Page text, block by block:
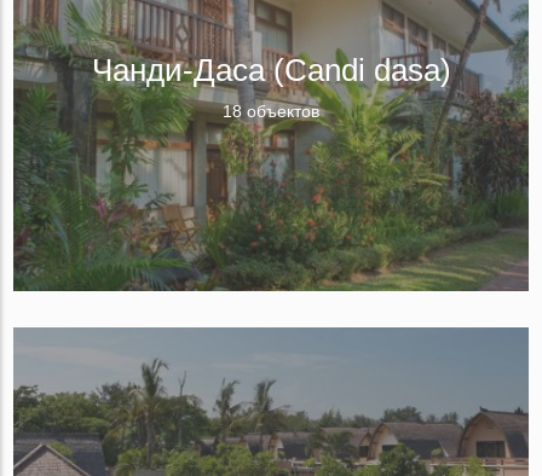
Чанди-Даса (Candi dasa)
18 объектов